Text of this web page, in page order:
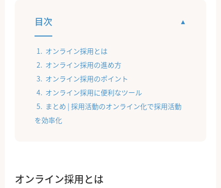
目次
オンライン採用とは
オンライン採用の進め方
オンライン採用のポイント
オンライン採用に便利なツール
まとめ | 採用活動のオンライン化で採用活動
を効率化
オンライン採用とは